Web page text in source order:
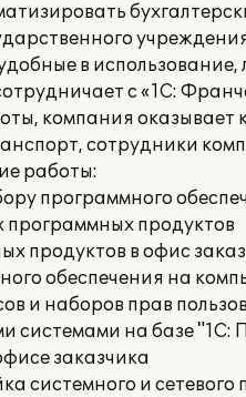
в использование,
с «1С:
компания оказывает
сотрудники
работы:
программного
продуктов
продуктов в офис
обеспечения на
и наборов прав
системами на базе "1С:
заказчика
системного и